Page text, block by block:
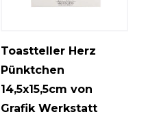
Toastteller Herz
Pünktchen
14,5x15,5cm von
Grafik Werkstatt